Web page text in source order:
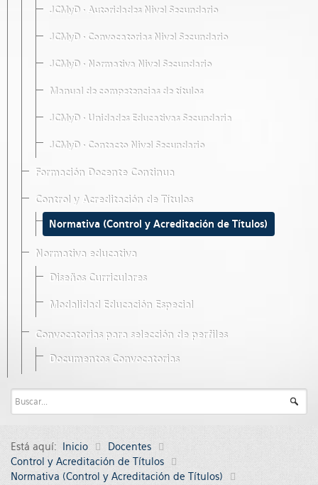
JCMyD · Autoridades Nivel Secundario
JCMyD · Convocatorias Nivel Secundario
JCMyD · Normativa Nivel Secundario
Manual de competencias de títulos
JCMyD · Unidades Educativas Secundaria
JCMyD · Contacto Nivel Secundario
Formación Docente Continua
Control y Acreditación de Títulos
Normativa (Control y Acreditación de Títulos)
Normativa educativa
Diseños Curriculares
Modalidad Educación Especial
Convocatorias para selección de perfiles
Documentos Convocatorias
Está aquí: Inicio
Docentes
Control y Acreditación de Títulos
Normativa (Control y Acreditación de Títulos)